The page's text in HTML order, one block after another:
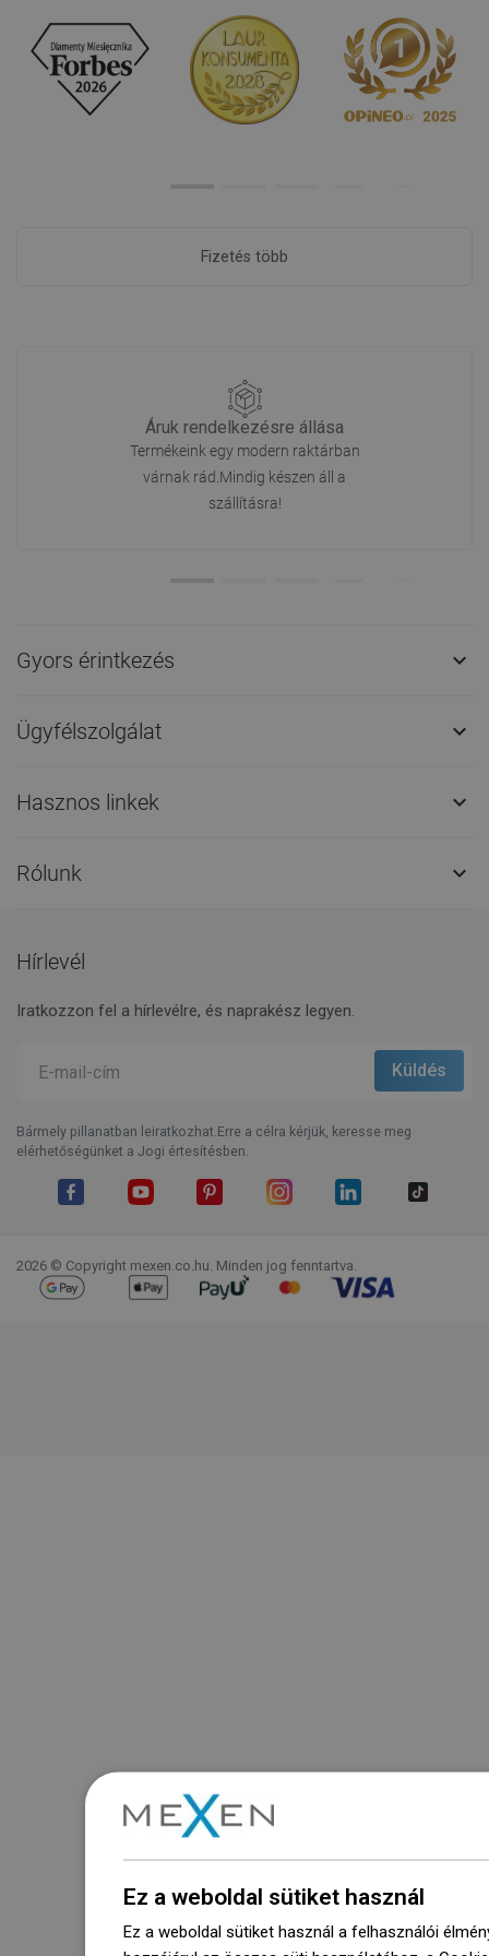
Fizetés több
Áruk rendelkezésre állása
Termékeink egy modern raktárban
várnak rád.Mindig készen áll a
szállításra!
Gyors érintkezés 
Ügyfélszolgálat 
Hasznos linkek 
Rólunk 
Hírlevél
Iratkozzon fel a hírlevélre, és naprakész legyen.
Bármely pillanatban leiratkozhat.Erre a célra kérjük, keresse meg
elérhetőségünket a Jogi értesítésben.
2026 © Copyright mexen.co.hu. Minden jog fenntartva.
Ez a weboldal sütiket használ
Ez a weboldal sütiket használ a felhasználói